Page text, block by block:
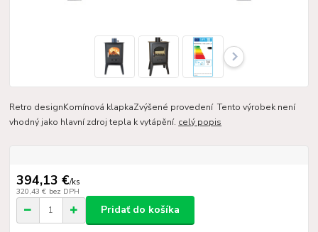
Retro designKomínová klapkaZvýšené provedení Tento výrobek není
vhodný jako hlavní zdroj tepla k vytápění. celý popis
394,13 €/ks
320,43 € bez DPH
Pridať do košíka